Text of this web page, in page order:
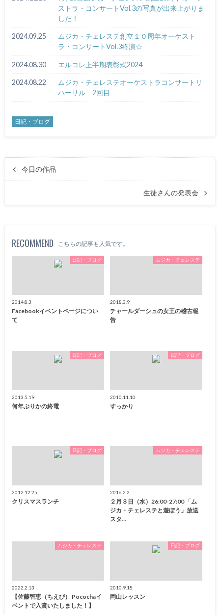
ストラ・コンサートVol.3の写真が出来上がりま
した！
2024.09.25
ムジカ・チェレステ創立１０周年オーケスト
ラ・コンサートVol.3終演☆
2024.08.30 エルコレ上半期表彰式2024
2024.08.22
ムジカ・チェレステオーケストラコンサートリ
ハーサル 2回目
日記・ブログ
今日の作品
生徒さんの発表会
RECOMMEND こちらの記事も人気です。
日記・ブログ
2014.8.3
Facebookイベントページについ
て
ムジカ・チェレステ
2018.3.9
チャールダーシュの女王の稽古報
告
日記・ブログ
2013.5.19
何年ぶりかの終電
日記・ブログ
2010.11.10
すっかり
日記・ブログ
2012.12.25
クリスマスランチ
ムジカ・チェレステ
2016.2.2
２月３日（水）26:00-27:00 「ム
ジカ・チェレステと遊ぼう」放送
スタ…
ムジカ・チェレステ
2022.2.13
【佐藤智恵（ちえぴ） Pocochaイ
ベントで入賞いたしました！】
日記・ブログ
2010.9.18
岡山レッスン